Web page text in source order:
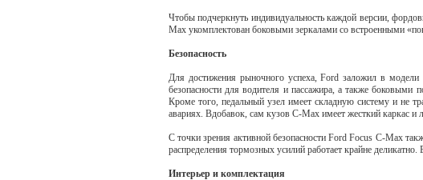
Чтобы подчеркнуть индивидуальность каждой версии,
Max укомплектован боковыми зеркалами со встроенными
Безопасность
Для достижения рыночного успеха, Ford заложил в модели
безопасности для водителя и пассажира, а также
Кроме того, педальный узел имеет складную систему и не
авариях. Вдобавок, сам кузов С-Мах имеет жесткий каркас и
С точки зрения активной безопасности Ford Focus C-Max
распределения тормозных усилий работает крайне
Интерьер и комплектация